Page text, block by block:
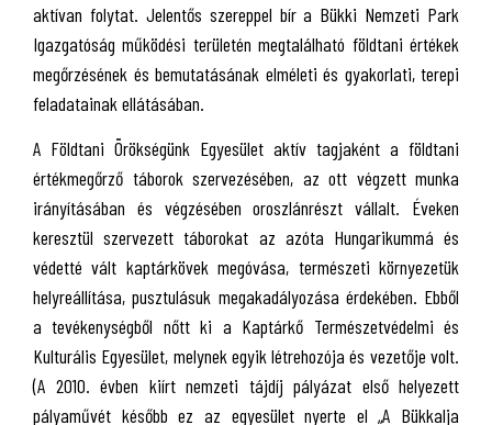
aktívan folytat. Jelentős szereppel bír a Bükki Nemzeti Park
Igazgatóság működési területén megtalálható földtani értékek
megőrzésének és bemutatásának elméleti és gyakorlati, terepi
feladatainak ellátásában.
A Földtani Örökségünk Egyesület aktív tagjaként a földtani
értékmegőrző táborok szervezésében, az ott végzett munka
irányításában és végzésében oroszlánrészt vállalt. Éveken
keresztül szervezett táborokat az azóta Hungarikummá és
védetté vált kaptárkövek megóvása, természeti környezetük
helyreállítása, pusztulásuk megakadályozása érdekében. Ebből
a tevékenységből nőtt ki a Kaptárkő Természetvédelmi és
Kulturális Egyesület, melynek egyik létrehozója és vezetője volt.
(A 2010. évben kiírt nemzeti tájdíj pályázat első helyezett
pályaművét később ez az egyesület nyerte el „A Bükkalja